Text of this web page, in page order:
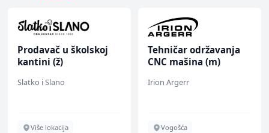
Tehničar održavanja
CNC mašina (m)
Irion Argerr
Vogošća
Konobar (m/ž)
Mesna Industrija Gora
Sarajevo